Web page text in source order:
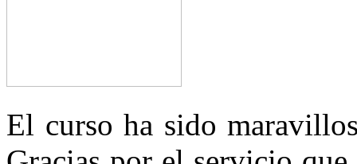
El curso ha sido